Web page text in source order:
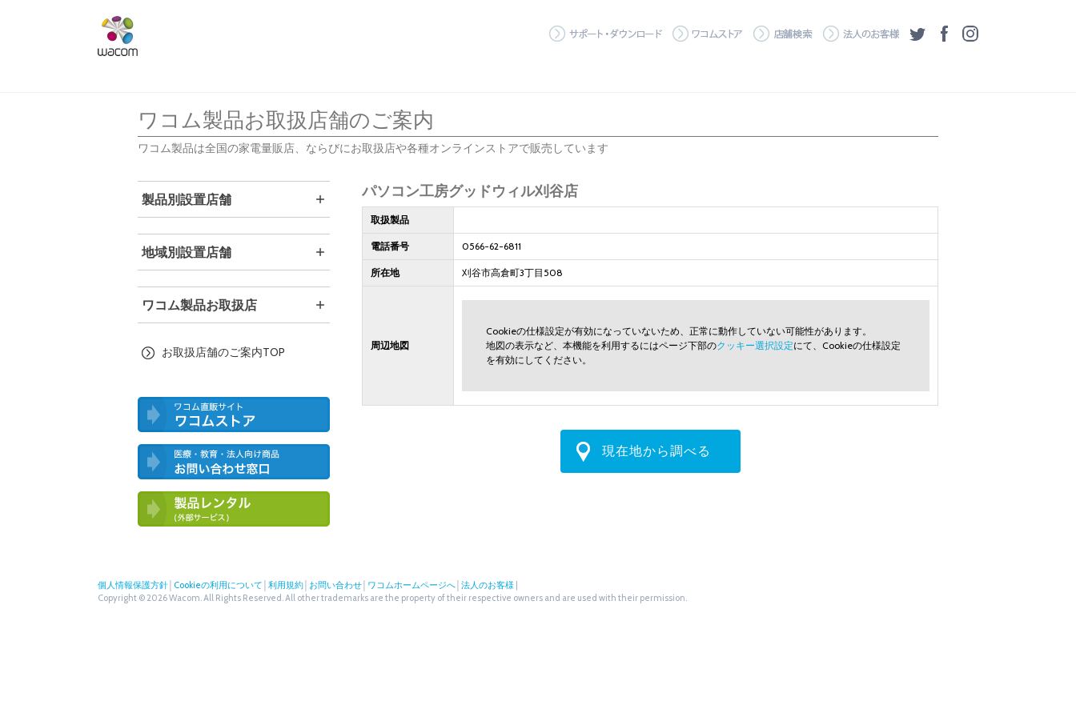
サポート・ダウンロード
ワコムストア 店舗検索 法人のお客様
ツイッターフェイスブック
ワコム製品お取扱店舗のご案内
ワコム製品は全国の家電量販店、ならびにお取扱店や各種オンラインストアで販売しています
パソコン工房グッドウィル刈谷店
取扱製品
電話番号 0566-62-6811
所在地 刈谷市高倉町3丁目508
周辺地図
Cookieの仕様設定が有効になっていないため、正常に動作していない可能性があります。
地図の表示など、本機能を利用するにはページ下部のクッキー選択設定にて、Cookieの仕様設定
を有効にしてください。
現在地から調べる
製品別設置店舗
地域別設置店舗
ワコム製品お取扱店
お取扱店舗のご案内TOP
わせ窓口
個人情報保護方針 Cookieの利用について 利用規約 お問い合わせ ワコムホームページへ 法人のお客様
Copyright © 2026 Wacom. All Rights Reserved. All other trademarks are the property of their respective owners and are used with their permission.